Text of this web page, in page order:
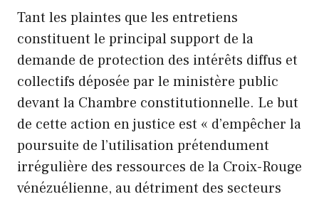
Tant les plaintes que les entretiens
constituent le principal support de la
demande de protection des intérêts diffus et
collectifs déposée par le ministère public
devant la Chambre constitutionnelle. Le but
de cette action en justice est « d’empêcher la
poursuite de l’utilisation prétendument
irrégulière des ressources de la Croix-Rouge
vénézuélienne, au détriment des secteurs